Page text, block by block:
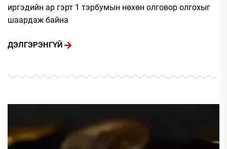
иргэдийн ар гэрт 1 тэрбумын нөхөн олговор олгохыг
шаардаж байна
ДЭЛГЭРЭНГҮЙ